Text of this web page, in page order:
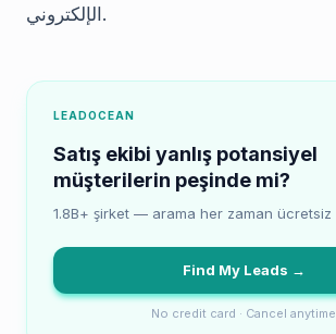
الإلكتروني.
LEADOCEAN
Satış ekibi yanlış potansiyel
müşterilerin peşinde mi?
1.8B+ şirket — arama her zaman ücretsiz
Find My Leads →
No credit card · Cancel anytime